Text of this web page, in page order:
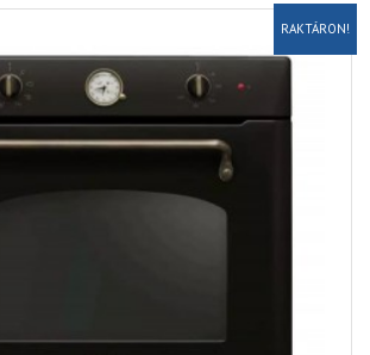
RAKTÁRON!